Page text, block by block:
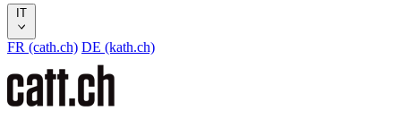
IT
FR (cath.ch) DE (kath.ch)